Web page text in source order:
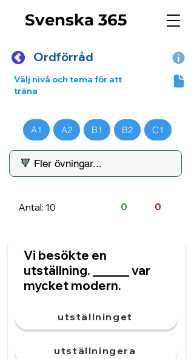
Svenska 365
Ordförråd
Välj nivå och tema för att
träna
A1 A2 B1 B2 C1
Antal: 10 0 0
Vi besökte en
utställning. ______ var
mycket modern.
utställninget
utställningera